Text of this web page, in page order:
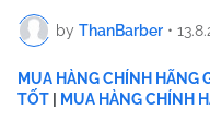
by ThanBarber •
MUA HÀNG CHÍNH HÃNG
TỐT
MUA HÀNG CHÍNH